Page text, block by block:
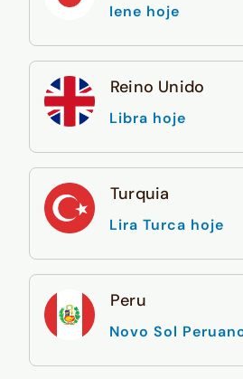
Iene hoje
Reino Unido
Libra hoje
Turquia
Lira Turca hoje
Peru
Novo Sol